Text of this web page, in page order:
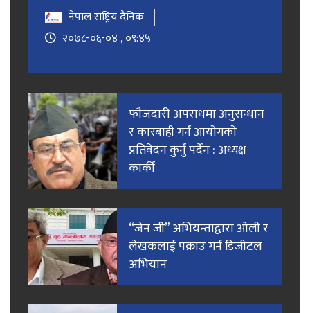
नेपाल राष्ट्रिय दैनिक
२०७८-०६-०४ , ०९:४५
फाैजदारी अपराधमा अनुसन्धान
र कारबाही गर्न आयाेगकाे
प्रतिवेदन कुर्नु पर्दैन : अध्यक्ष
कार्की
“जेन जी” अभियन्ताद्वारा ओली र
लेखकलाई पक्राउ गर्न डिजीटल
अभियान